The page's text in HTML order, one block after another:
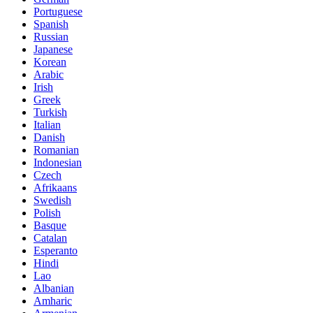
Portuguese
Spanish
Russian
Japanese
Korean
Arabic
Irish
Greek
Turkish
Italian
Danish
Romanian
Indonesian
Czech
Afrikaans
Swedish
Polish
Basque
Catalan
Esperanto
Hindi
Lao
Albanian
Amharic